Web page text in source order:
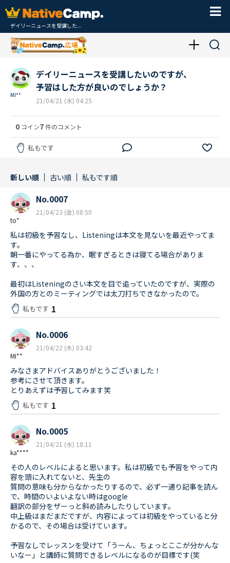
デイリーニュースを受講した...
MI**
デイリーニュースを受講したいのですが、
予習はした方が良いのでしょうか？
21/04/21 (水) 04:25
0 コイン7件のコメント
私もです
新しい順 古い順 私もです順
to*
No.0007
21/04/23 (金) 08:50
私は初級を予習なし、Listeningは本文を見ないを最近やってま
す。
朝一番にやってる為か、眠すぎるときは寝てる場合がありま
す、、、
最初はListeningのさい本文を目で追っていたのですが、実際の
外国の方とのミーティングでは太刀打ちできなかったので。
私もです 1
MI**
No.0006
21/04/22 (木) 03:42
みなさまアドバイスありがとうございました！
参考にさせて頂きます。
とりあえずは予習してみます笑
私もです 1
ka****
No.0005
21/04/21 (水) 18:11
その人のレベルによると思います。私は初級でも予習をやって内
容を頭に入れてないと、先生の
質問の意味も分からなかったりするので、必ず一通り記事を読ん
で、時間のいよいよない時はgoogle
翻訳の部分をザーっと斜め読みしたりしています。
中上級はまだまだですが、内容によっては初級をやっていると分
かるので、その場合は受けています。
予習なしでレッスンを受けて「うーん、ちょっとここが分かんな
いなー」と講師に質問できるレベルになるのが目標です(笑